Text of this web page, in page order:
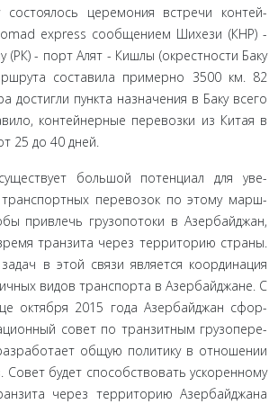
церемония встречи контей­
express сообщением Шихези (КНР) -
(РК) - порт Алят - Кишлы (окрестности Баку
составила примерно 3500 км. 82
достигли пункта назначения в Баку все­го
контейнерные перевозки из Китая в
25 до 40 дней.
большой потенциал для уве­
транспортных перевозок по этому марш­
привлечь грузопотоки в Азербайджан,
транзита через территорию страны.
в этой связи является координация
видов транспорта в Азербайджане. С
октября 2015 года Азербайджан сфор­
совет по транзитным грузопере­
общую политику в отношении
Совет будет способствовать ускоренному
через территорию Азербайджана